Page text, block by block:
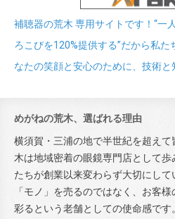
補聴器の荒木 専用サイトです！“一
ろこびを120%提供する”だから私
なたの笑顔と安心のために、技術と
めがねの荒木、選ばれる理由
横須賀・三浦の地で半世紀を超え
木は地域密着の眼鏡専門店として
たちが創業以来変わらず大切にし
「モノ」を売るのではなく、お客
彩るという老舗としての使命感です。